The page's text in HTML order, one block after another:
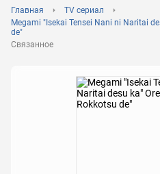
Главная
TV сериал
Megami "Isekai Tensei Nani ni Naritai
de"
Связанное